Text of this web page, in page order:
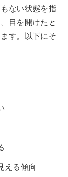
ない状態を指
目を開けたと
す。以下にそ
える傾向